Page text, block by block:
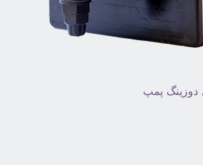
دوزینگ پمپ